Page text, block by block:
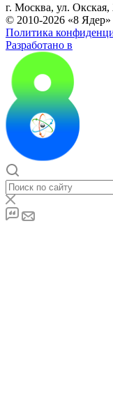
г. Москва, ул. Окская,
© 2010-2026 «8 Ядер»
Политика
Разработано в